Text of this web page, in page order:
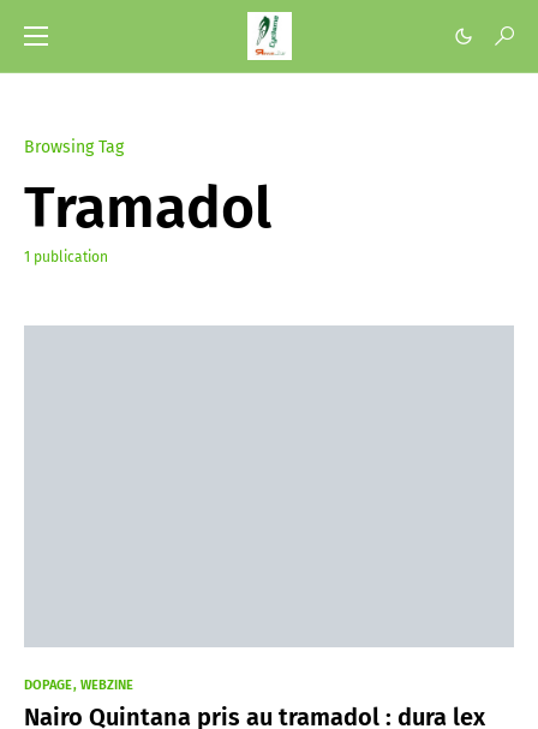
Browsing Tag
Tramadol
1 publication
DOPAGE WEBZINE
Nairo Quintana pris au tramadol : dura lex